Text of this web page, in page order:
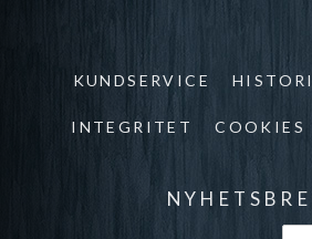
KUNDSERVICE
INTEGRITET COOKIES